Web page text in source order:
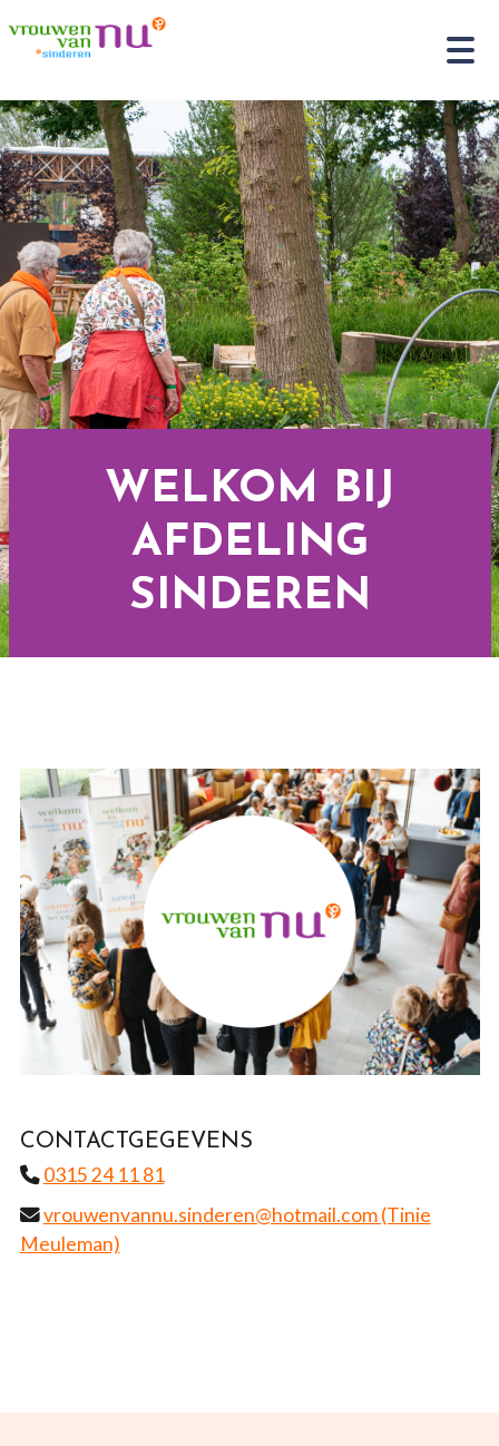
WELKOM BIJ
AFDELING
SINDEREN
CONTACTGEGEVENS
0315 24 11 81
vrouwenvannu.sinderen@hotmail.com (Tinie
Meuleman)